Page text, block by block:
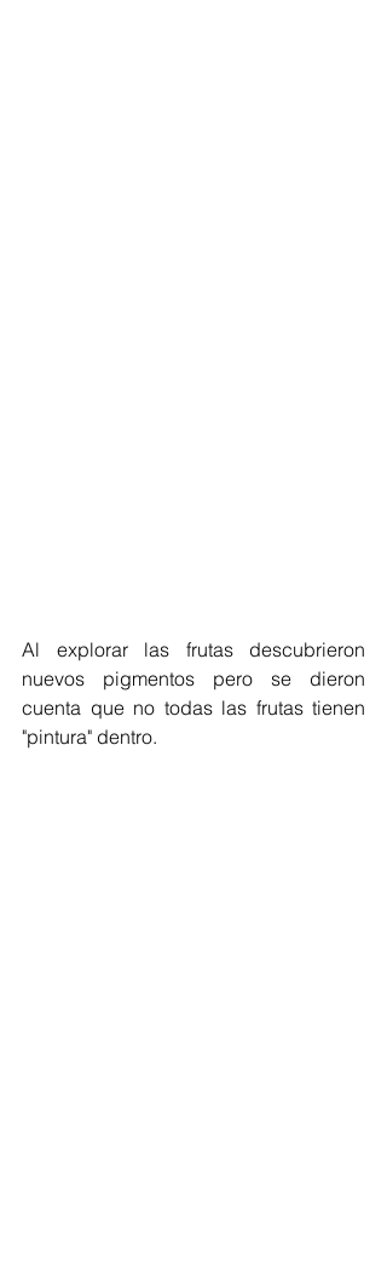
Al explorar las frutas descubrieron
nuevos pigmentos pero se dieron
cuenta que no todas las frutas tienen
"pintura" dentro.